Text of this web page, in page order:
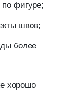
фигуре;
швов;
более
хорошо